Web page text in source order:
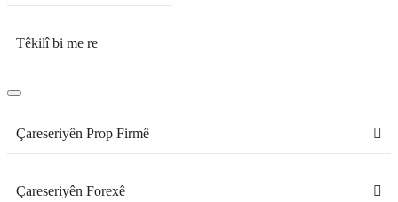
Têkilî bi me re
Çareseriyên Prop Firmê
Çareseriyên Forexê